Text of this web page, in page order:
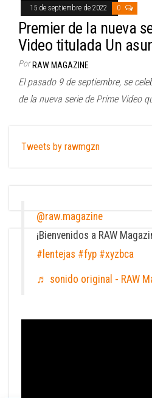
15 de septiembre de 2022 0
Premier de la nueva
Video titulada Un
Por RAW MAGAZINE
El pasado 9 de septiembre, se
de la nueva serie de Prime Video
Tweets by rawmgzn
@raw.magazine
¡Bienvenidos a RAW
#lentejas #fyp #xyzbca
♬ sonido original - RAW